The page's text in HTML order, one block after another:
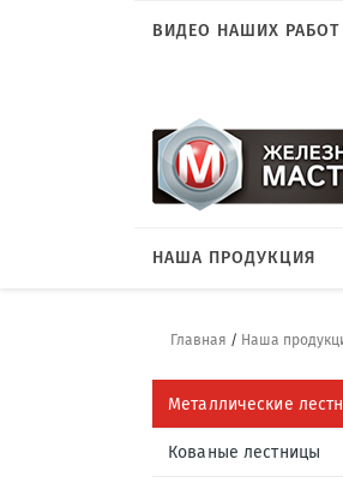
ВИДЕО НАШИХ РАБОТ
НАША ПРОДУКЦИЯ
Главная / Наша
Металлические
Кованые лестницы